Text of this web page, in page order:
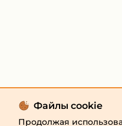
Файлы cookie
Продолжая